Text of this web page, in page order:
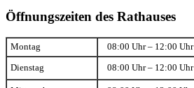
Öffnungszeiten des Rathauses
Montag 08:00 Uhr – 12:00 Uhr
Dienstag 08:00 Uhr – 12:00 Uhr